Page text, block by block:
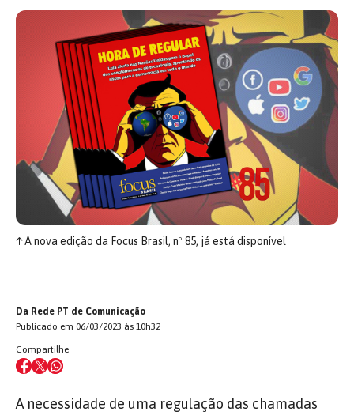
↑A nova edição da Focus Brasil, nº 85, já está disponível
Da Rede PT de Comunicação
Publicado em 06/03/2023 às 10h32
Compartilhe
A necessidade de uma regulação das chamadas